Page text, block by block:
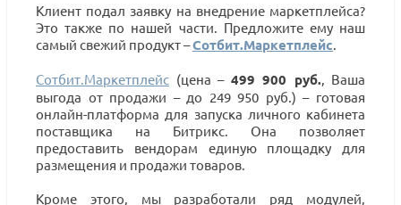
Клиент подал заявку на внедрение маркетплейса?
Это также по нашей части. Предложите ему наш
самый свежий продукт –Сотбит.Маркетплейс
Сотбит.Маркетплейс (цена – 499 900 руб. , Ваша
выгода от продажи – до 249 950 руб.) – готовая
онлайн-платформа для запуска личного кабинета
поставщика на Битрикс. Она позволяет
предоставить вендорам единую площадку для
размещения и продажи товаров.
Кроме этого, мы разработали ряд модулей,